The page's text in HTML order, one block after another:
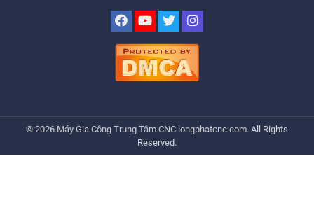
© 2026 Máy Gia Công Trung Tâm CNC longphatcnc.com. All Rights
Reserved.